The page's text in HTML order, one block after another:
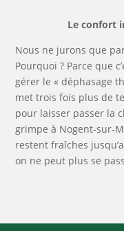
Le confort
Nous ne jurons que par
Pourquoi ? Parce que
gérer le « déphasage
met trois fois plus de
pour laisser passer la
grimpe à Nogent-sur-
restent fraîches
on ne peut plus se